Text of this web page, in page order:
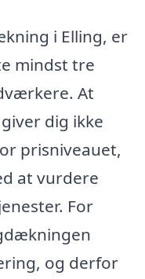
i Elling, er
mindst tre
At
dig ikke
prisniveauet,
at vurdere
For
og derfor